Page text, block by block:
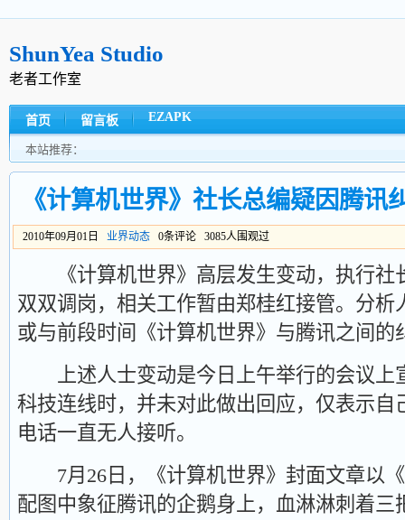
ShunYea Studio
老者工作室
首页 留言板 EZAPK
本站推荐：
《计算机世界》社长总编疑因腾讯
2010年09月01日 业界动态 0条评论 3085人围观过
《计算机世界》高层发生变动，执行社
双双调岗，相关工作暂由郑桂红接管。分析
或与前段时间《计算机世界》与腾讯之间的
上述人士变动是今日上午举行的会议上
科技连线时，并未对此做出回应，仅表示自
电话一直无人接听。
7月26日，《计算机世界》封面文章以《
配图中象征腾讯的企鹅身上，血淋淋刺着三